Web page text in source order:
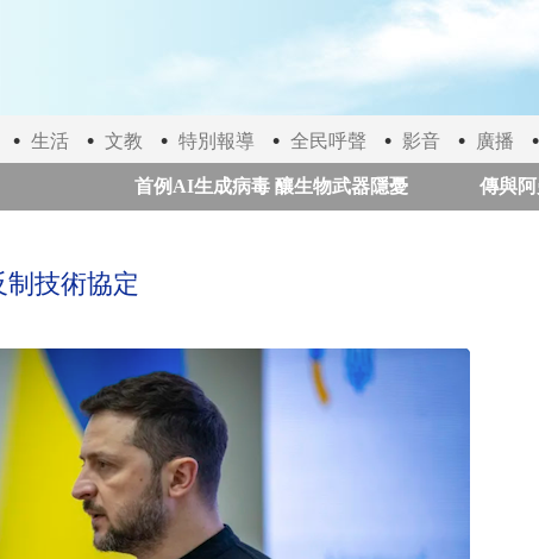
生活 文教 特別報導 全民呼聲 影音 廣播
首例AI生成病毒 釀生物武器隱憂 傳與阿曼
技術協定